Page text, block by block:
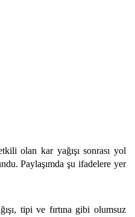
olan kar yağışı sonrası yol
Paylaşımda şu ifadelere yer
tipi ve fırtına gibi olumsuz